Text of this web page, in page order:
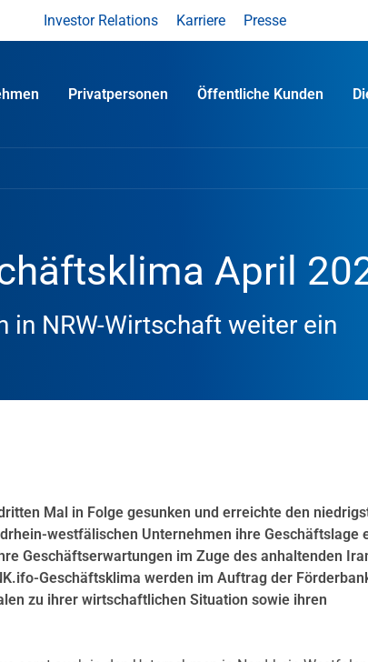
Investor Relations Karriere Presse
Privatpersonen Öffentliche Kunden
April
in NRW-Wirtschaft weiter ein
Mal in Folge gesunken und erreichte den
westfälischen Unternehmen ihre Geschäftslage
Geschäftserwartungen im Zuge des anhaltenden
Geschäftsklima werden im Auftrag der
zu ihrer wirtschaftlichen Situation sowie ihren